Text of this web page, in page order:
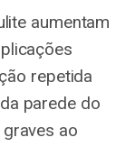
aumentam
repetida
parede do
ao